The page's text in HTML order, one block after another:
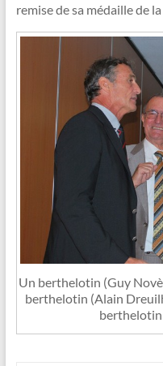
remise de sa médaille de
Un berthelotin (Guy
berthelotin (Alain